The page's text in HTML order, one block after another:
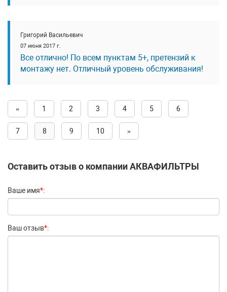
Григорий Васильевич
07 июня 2017 г.
Все отлично! По всем пунктам 5+, претензий к
монтажу нет. Отличный уровень обслуживания!
« 1 2 3 4 5 6
7 8 9 10 »
Оставить отзыв о компании АКВАФИЛЬТРЫ
Ваше имя*:
Ваш отзыв*: